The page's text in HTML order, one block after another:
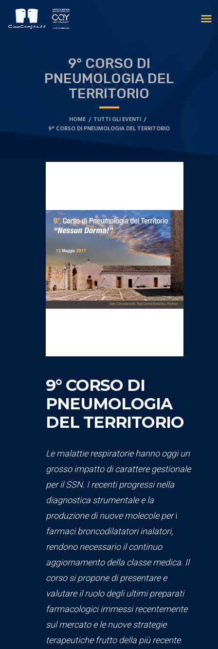
9° CORSO DI
PNEUMOLOGIA DEL
TERRITORIO
HOME
TUTTI GLI EVENTI
9° CORSO DI PNEUMOLOGIA DEL TERRITORIO
9° CORSO DI
PNEUMOLOGIA
DEL TERRITORIO
Le malattie respiratorie hanno oggi un
grosso impatto di carattere gestionale
per il SSN. I recenti progressi nella
diagnostica strumentale e la
produzione di nuove molecole peri
farmaci broncodilatatori inalatori,
rendono necessarioilcontinuo
aggiornamento della classe medica. Il
corso si propone di presentare e
valutare il ruolo degli ultimi preparati
farmacologici immessi recentemente
sulmercato e le nuovestrategie
terapeutiche frutto della più recente